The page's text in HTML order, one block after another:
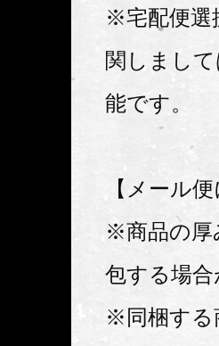
※宅配便選
関しまし
能です。
【メール
※商品の厚
包する場合
※同梱する